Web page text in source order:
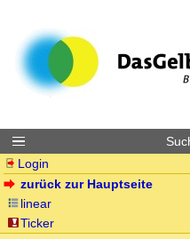
Login
zurück zur Hauptseite
linear
Ticker